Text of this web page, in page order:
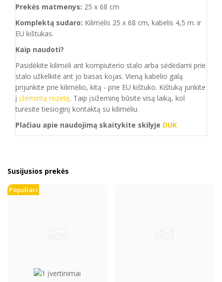
Prekės matmenys: 25 x 68 cm
Komplektą sudaro: Kilimėlis 25 x 68 cm, kabelis 4,5 m. ir
EU kištukas.
Kaip naudoti?
Pasidėkite kilimėli ant kompiuterio stalo arba sėdėdami prie
stalo užkelkite ant jo basas kojas. Vieną kabelio galą
prijunkite prie kilimėlio, kitą - prie EU kištuko. Kištuką junkite
į įžemintą rozetę. Taip įsižeminę būsite visą laiką, kol
turėsite tiesioginį kontaktą su kilimėliu.
Plačiau apie naudojimą skaitykite skilyje DUK
Susijusios prekės
Populiari